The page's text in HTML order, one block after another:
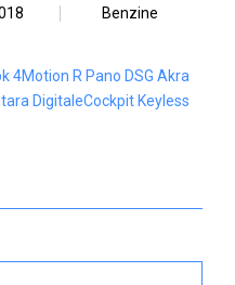
Benzine